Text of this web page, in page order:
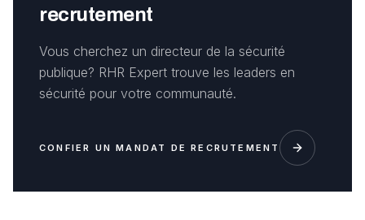
recrutement
Vous cherchez un directeur de la sécurité
publique? RHR Expert trouve les leaders en
sécurité pour votre communauté.
CONFIER UN MANDAT DE RECRUTEMENT